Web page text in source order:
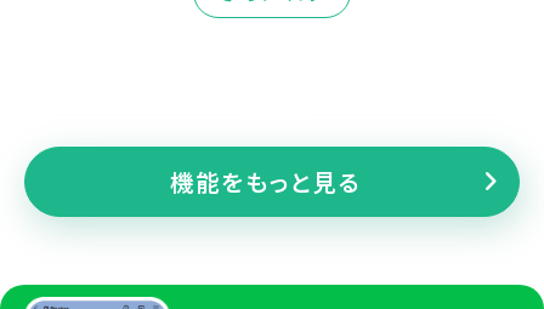
機能をもっと見る